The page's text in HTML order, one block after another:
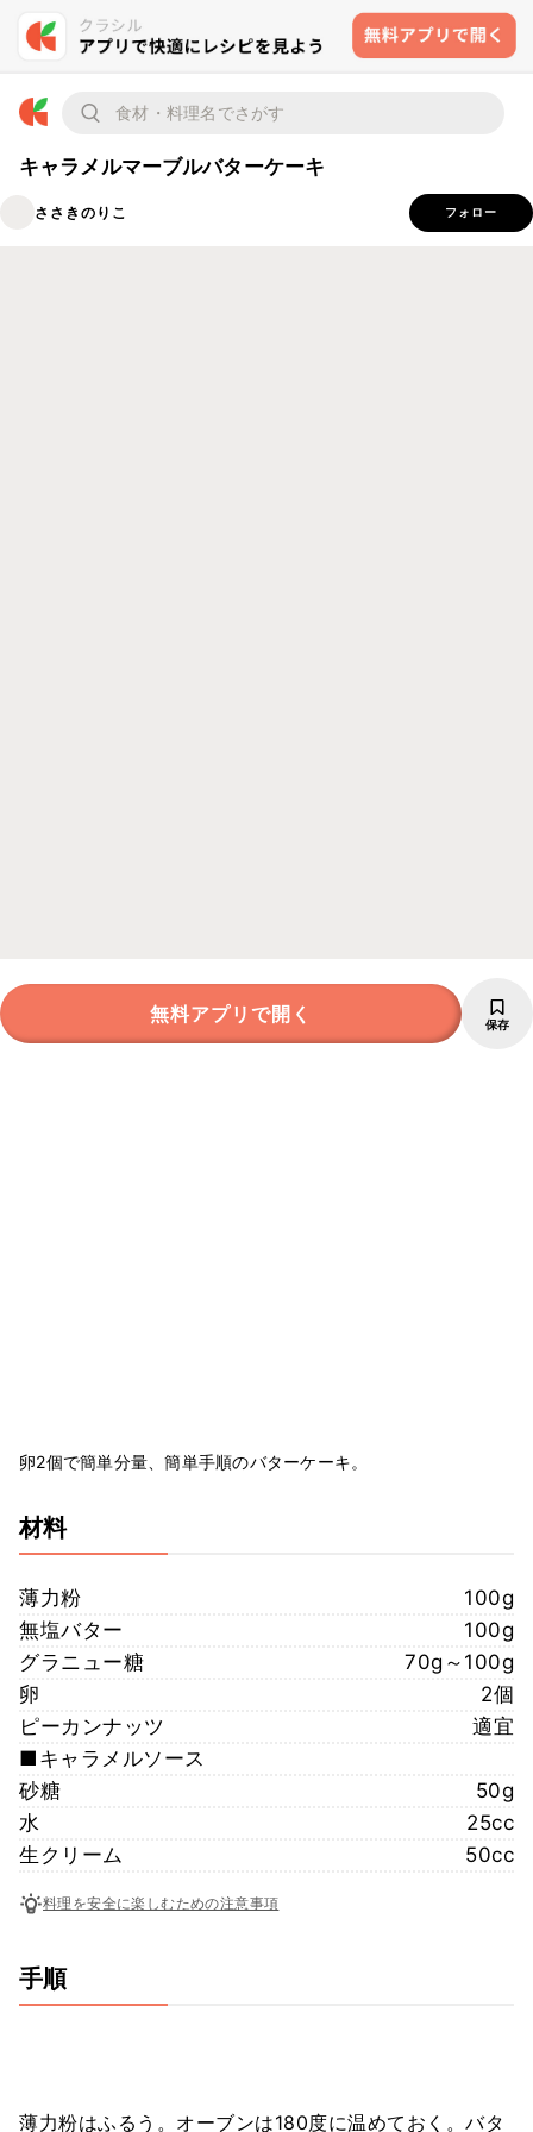
キャラメルマーブルバターケーキ
ささきのりこ フォロー
無料アプリで開く 保存
卵2個で簡単分量、簡単手順のバターケーキ。
材料
薄力粉
100g
無塩バター
100g
グラニュー糖
70g～100g
卵
2個
ピーカンナッツ
適宜
■キャラメルソース
砂糖
50g
水
25cc
生クリーム
50cc
料理を安全に楽しむための注意事項
手順
薄力粉はふるう。オーブンは180度に温めておく。バタ